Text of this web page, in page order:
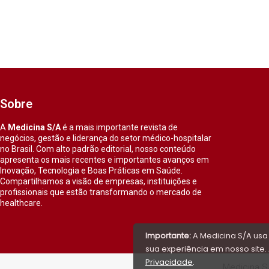
Sobre
A Medicina S/Aé a mais importante revista de
negócios, gestão e liderança do setor médico-hospitalar
no Brasil. Com alto padrão editorial, nosso conteúdo
apresenta os mais recentes e importantes avanços em
Inovação, Tecnologia e Boas Práticas em Saúde.
Compartilhamos a visão de empresas, instituições e
profissionais que estão transformando o mercado de
healthcare.
Importante:A Medicina S/A
sua experiência em nosso
Privacidade.